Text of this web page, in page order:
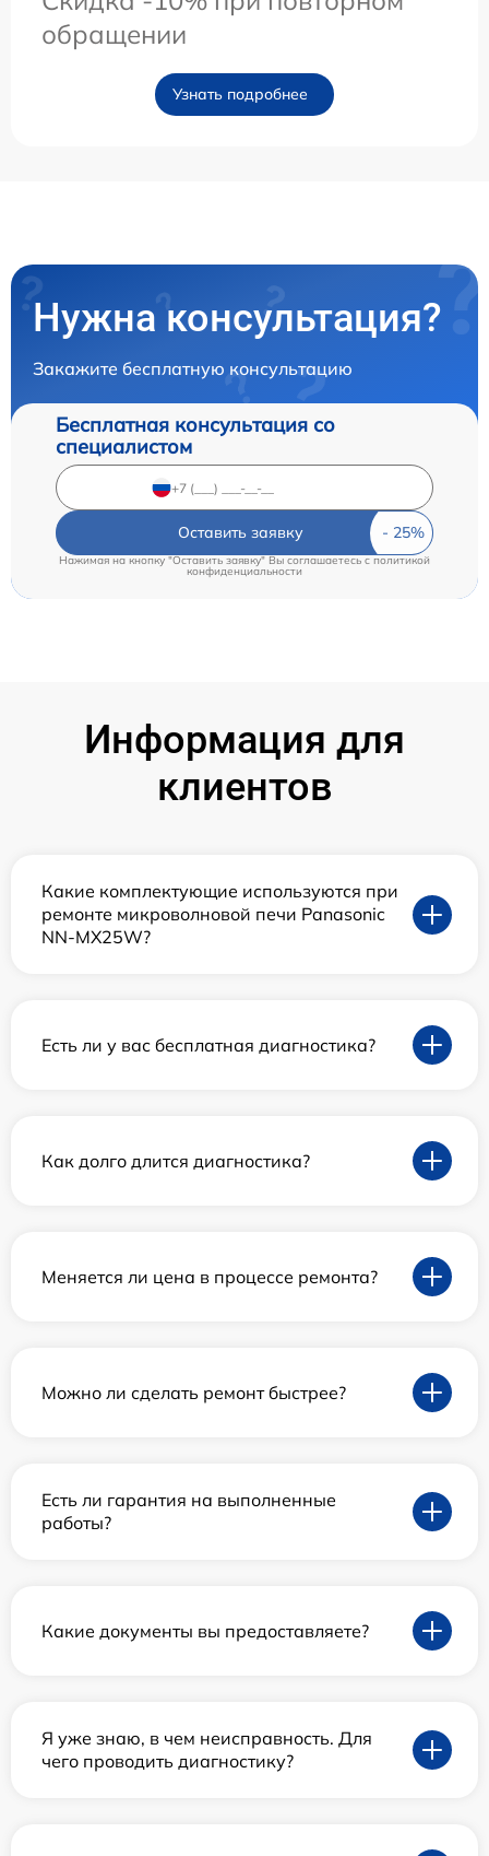
обращении
Узнать подробнее
Нужна консультация?
Закажите бесплатную консультацию
Бесплатная консультация со
специалистом
Оставить заявку
Нажимая на кнопку "Оставить заявку" Вы соглашаетесь c политикой
конфиденциальности
Информация для
клиентов
Какие комплектующие используются при
ремонте микроволновой печи Panasonic
NN-MX25W?
Есть ли у вас бесплатная диагностика?
Как долго длится диагностика?
Меняется ли цена в процессе ремонта?
Можно ли сделать ремонт быстрее?
Есть ли гарантия на выполненные
работы?
Какие документы вы предоставляете?
Я уже знаю, в чем неисправность. Для
чего проводить диагностику?